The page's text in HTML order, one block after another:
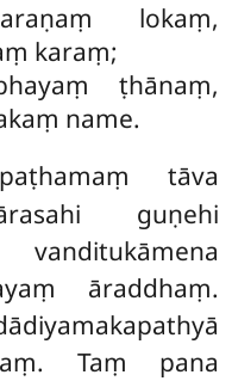
lokaṃ,
karaṃ;
ṭhānaṃ,
name.
paṭhamaṃ tāva
guṇehi
āraddhaṃ.
Taṃ pana